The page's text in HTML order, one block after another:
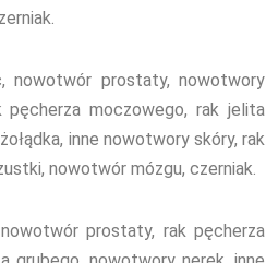
nowotwór prostaty, nowotwory
pęcherza moczowego, rak jelita
inne nowotwory skóry, rak
nowotwór mózgu, czerniak.
prostaty, rak pęcherza